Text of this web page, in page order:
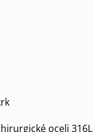
oceli 316L